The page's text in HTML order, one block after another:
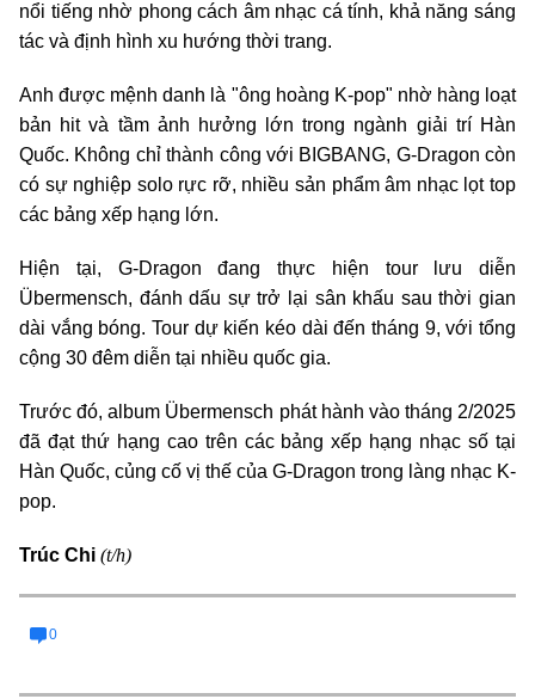
nổi tiếng nhờ phong cách âm nhạc cá tính, khả năng sáng
tác và định hình xu hướng thời trang.
Anh được mệnh danh là "ông hoàng K-pop" nhờ hàng loạt
bản hit và tầm ảnh hưởng lớn trong ngành giải trí Hàn
Quốc. Không chỉ thành công với BIGBANG, G-Dragon còn
có sự nghiệp solo rực rỡ, nhiều sản phẩm âm nhạc lọt top
các bảng xếp hạng lớn.
Hiện tại, G-Dragon đang thực hiện tour lưu diễn
Übermensch, đánh dấu sự trở lại sân khấu sau thời gian
dài vắng bóng. Tour dự kiến kéo dài đến tháng 9, với tổng
cộng 30 đêm diễn tại nhiều quốc gia.
Trước đó, album Übermensch phát hành vào tháng 2/2025
đã đạt thứ hạng cao trên các bảng xếp hạng nhạc số tại
Hàn Quốc, củng cố vị thế của G-Dragon trong làng nhạc K-
pop.
Trúc Chi (t/h)
0